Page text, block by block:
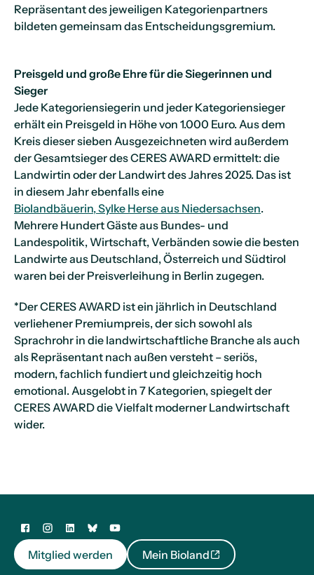
Repräsentant des jeweiligen Kategorienpartners
bildeten gemeinsam das Entscheidungsgremium.
Preisgeld und große Ehre für die Siegerinnen und
Sieger
Jede Kategoriensiegerin und jeder Kategoriensieger
erhält ein Preisgeld in Höhe von 1.000 Euro. Aus dem
Kreis dieser sieben Ausgezeichneten wird außerdem
der Gesamtsieger des CERES AWARD ermittelt: die
Landwirtin oder der Landwirt des Jahres 2025. Das ist
in diesem Jahr ebenfalls eine
Biolandbäuerin, Sylke Herse aus Niedersachsen.
Mehrere Hundert Gäste aus Bundes- und
Landespolitik, Wirtschaft, Verbänden sowie die besten
Landwirte aus Deutschland, Österreich und Südtirol
waren bei der Preisverleihung in Berlin zugegen.
*Der CERES AWARD ist ein jährlich in Deutschland
verliehener Premiumpreis, der sich sowohl als
Sprachrohr in die landwirtschaftliche Branche als auch
als Repräsentant nach außen versteht – seriös,
modern, fachlich fundiert und gleichzeitig hoch
emotional. Ausgelobt in 7 Kategorien, spiegelt der
CERES AWARD die Vielfalt moderner Landwirtschaft
wider.
Mitglied werden Mein Bioland